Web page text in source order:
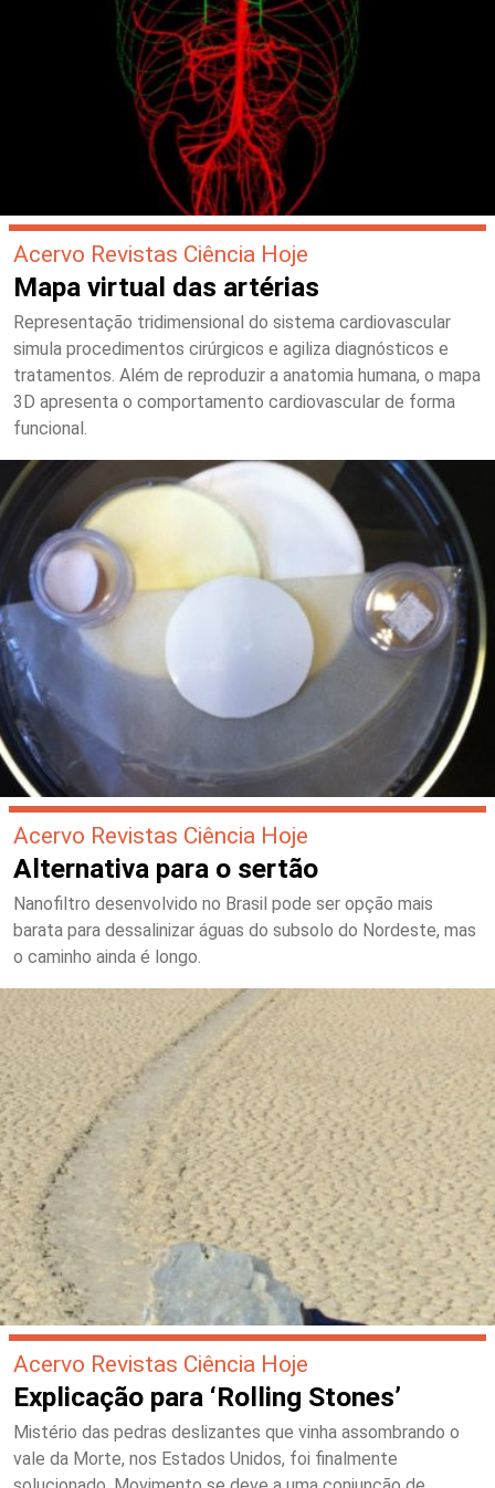
Acervo Revistas Ciência Hoje
Mapa virtual das artérias
Representação tridimensional do sistema cardiovascular
simula procedimentos cirúrgicos e agiliza diagnósticos e
tratamentos. Além de reproduzir a anatomia humana, o mapa
3D apresenta o comportamento cardiovascular de forma
funcional.
Acervo Revistas Ciência Hoje
Alternativa para o sertão
Nanofiltro desenvolvido no Brasil pode ser opção mais
barata para dessalinizar águas do subsolo do Nordeste, mas
o caminho ainda é longo.
Acervo Revistas Ciência Hoje
Explicação para ‘Rolling Stones’
Mistério das pedras deslizantes que vinha assombrando o
vale da Morte, nos Estados Unidos, foi finalmente